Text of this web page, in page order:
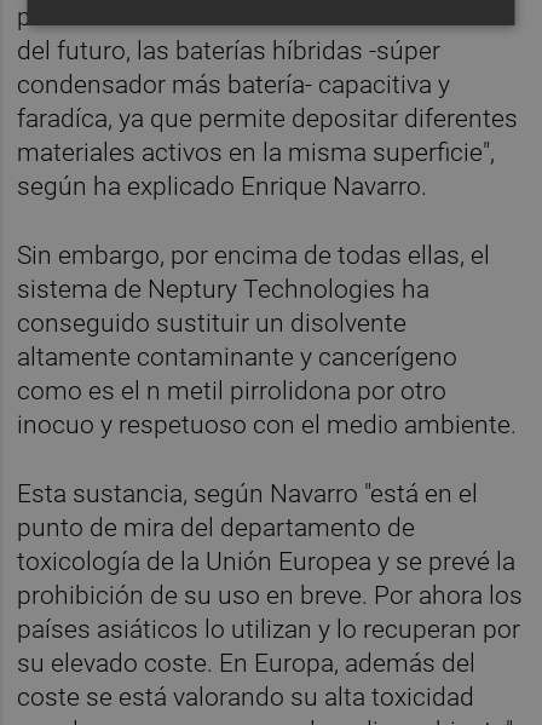
posibilidad a la fabricación de las baterías
del futuro, las baterías híbridas -súper
condensador más batería- capacitiva y
faradíca, ya que permite depositar diferentes
materiales activos en la misma superficie",
según ha explicado Enrique Navarro.
Sin embargo, por encima de todas ellas, el
sistema de Neptury Technologies ha
conseguido sustituir un disolvente
altamente contaminante y cancerígeno
como es el n metil pirrolidona por otro
inocuo y respetuoso con el medio ambiente.
Esta sustancia, según Navarro "está en el
punto de mira del departamento de
toxicología de la Unión Europea y se prevé la
prohibición de su uso en breve. Por ahora los
países asiáticos lo utilizan y lo recuperan por
su elevado coste. En Europa, además del
coste se está valorando su alta toxicidad